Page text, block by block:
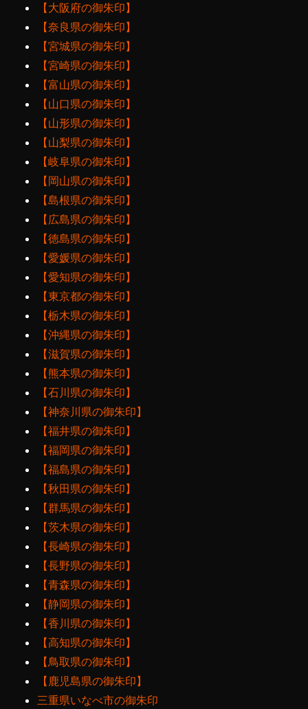
【大阪府の御朱印】
【奈良県の御朱印】
【宮城県の御朱印】
【宮崎県の御朱印】
【富山県の御朱印】
【山口県の御朱印】
【山形県の御朱印】
【山梨県の御朱印】
【岐阜県の御朱印】
【岡山県の御朱印】
【島根県の御朱印】
【広島県の御朱印】
【徳島県の御朱印】
【愛媛県の御朱印】
【愛知県の御朱印】
【東京都の御朱印】
【栃木県の御朱印】
【沖縄県の御朱印】
【滋賀県の御朱印】
【熊本県の御朱印】
【石川県の御朱印】
【神奈川県の御朱印】
【福井県の御朱印】
【福岡県の御朱印】
【福島県の御朱印】
【秋田県の御朱印】
【群馬県の御朱印】
【茨木県の御朱印】
【長崎県の御朱印】
【長野県の御朱印】
【青森県の御朱印】
【静岡県の御朱印】
【香川県の御朱印】
【高知県の御朱印】
【鳥取県の御朱印】
【鹿児島県の御朱印】
三重県いなべ市の御朱印